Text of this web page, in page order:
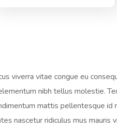
viverra vitae congue eu
nibh tellus molestie.
mattis pellentesque
nascetur ridiculus mus